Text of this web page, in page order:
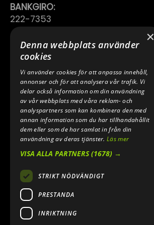
BANKGIRO:
222-7353
TELEFON:
0640 200 50
E-POST:
INFO@SPEEDSHOPEN.SE
ÅNGRA MITT KÖP
×
Denna webbplats använder
cookies
Vi använder cookies för att anpassa innehåll,
annonser och för att analysera vår trafik. Vi
delar också information om din användning
av vår webbplats med våra reklam- och
analyspartners som kan kombinera den med
annan information som du har tillhandahållit
dem eller som de har samlat in från din
användning av deras tjänster.Läs mer
VISA ALLA PARTNERS(1678) →
STRIKT NÖDVÄNDIGT
PRESTANDA
INRIKTNING